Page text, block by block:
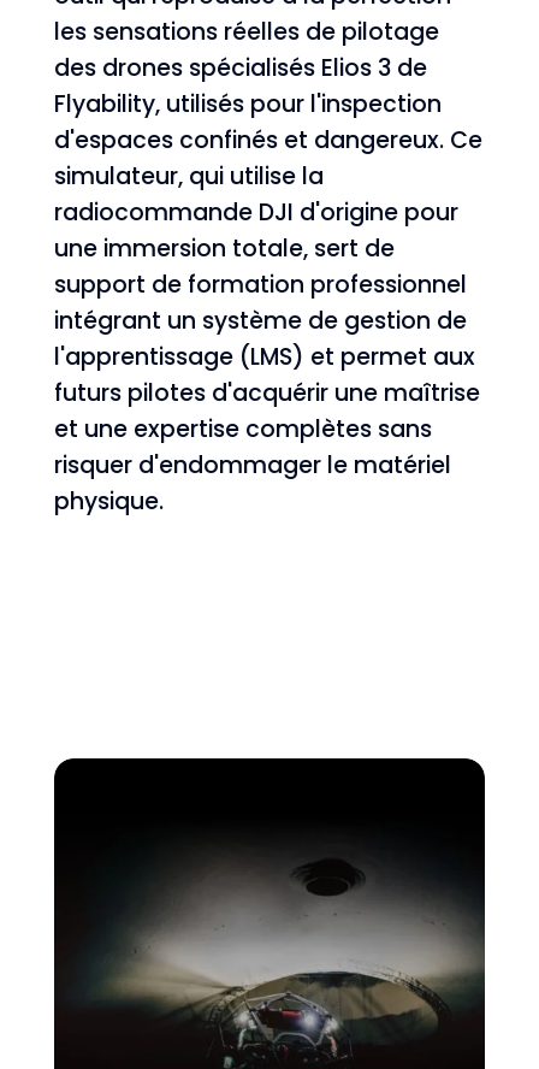
les sensations réelles de pilotage
des drones spécialisés Elios 3 de
Flyability, utilisés pour l'inspection
d'espaces confinés et dangereux. Ce
simulateur, qui utilise la
radiocommande DJI d'origine pour
une immersion totale, sert de
support de formation professionnel
intégrant un système de gestion de
l'apprentissage (LMS) et permet aux
futurs pilotes d'acquérir une maîtrise
et une expertise complètes sans
risquer d'endommager le matériel
physique.